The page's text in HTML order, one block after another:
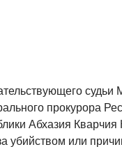
прокурора
Абхазия
убийством или